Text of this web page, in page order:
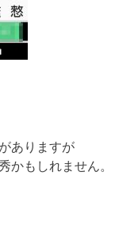
ありますが
かもしれません。